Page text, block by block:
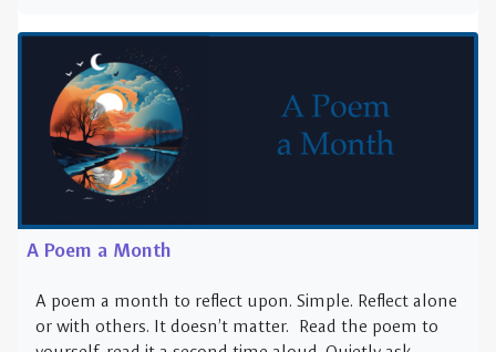
A Poem a Month
A poem a month to reflect upon. Simple. Reflect alone
or with others. It doesn’t matter. Read the poem to
yourself, read it a second time aloud. Quietly ask
yourself the question or your own quest